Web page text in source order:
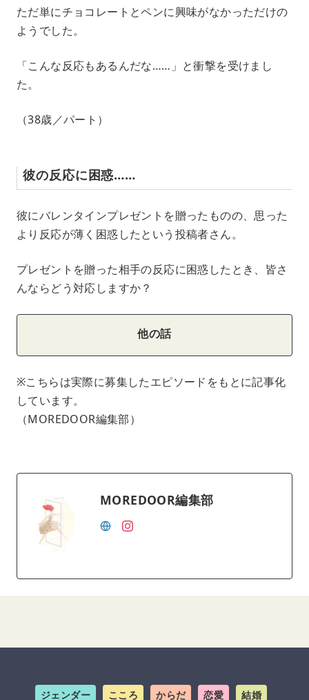
ただ単にチョコレートとペンに興味がなかっただけの
ようでした。
「こんな反応もあるんだな……」と衝撃を受けまし
た。
（38歳／パート）
彼の反応に困惑……
彼にバレンタインプレゼントを贈ったものの、思った
より反応が薄く困惑したという投稿者さん。
プレゼントを贈った相手の反応に困惑したとき、皆さ
んならどう対応しますか？
他の話
※こちらは実際に募集したエピソードをもとに記事化
しています。
（MOREDOOR編集部）
MOREDOOR編集部
ジェンダー こころ からだ 恋愛 結婚